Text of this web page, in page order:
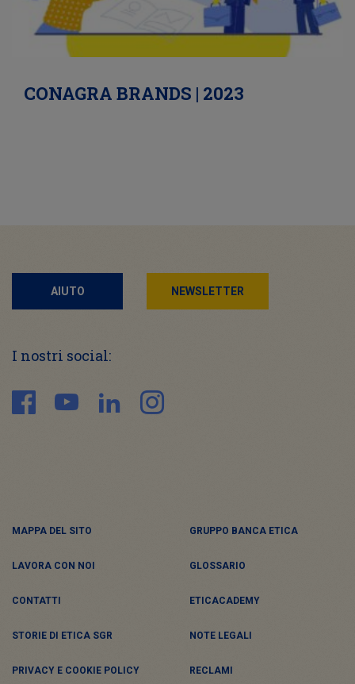
CONAGRA BRANDS | 2023
AIUTO NEWSLETTER
I nostri social:
MAPPA DEL SITO GRUPPO BANCA ETICA
LAVORA CON NOI GLOSSARIO
CONTATTI ETICACADEMY
STORIE DI ETICA SGR NOTE LEGALI
PRIVACY E COOKIE POLICY RECLAMI